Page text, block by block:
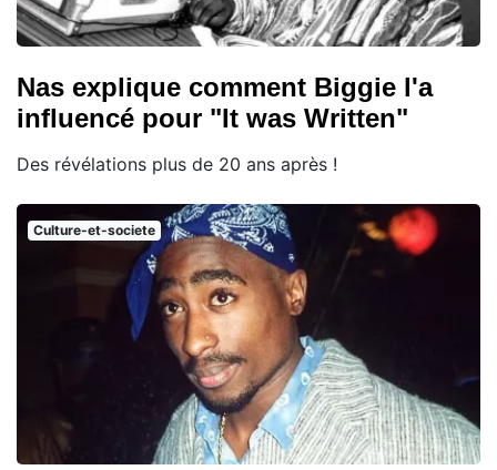
Nas explique comment Biggie l'a
influencé pour "It was Written"
Des révélations plus de 20 ans après !
Culture-et-societe